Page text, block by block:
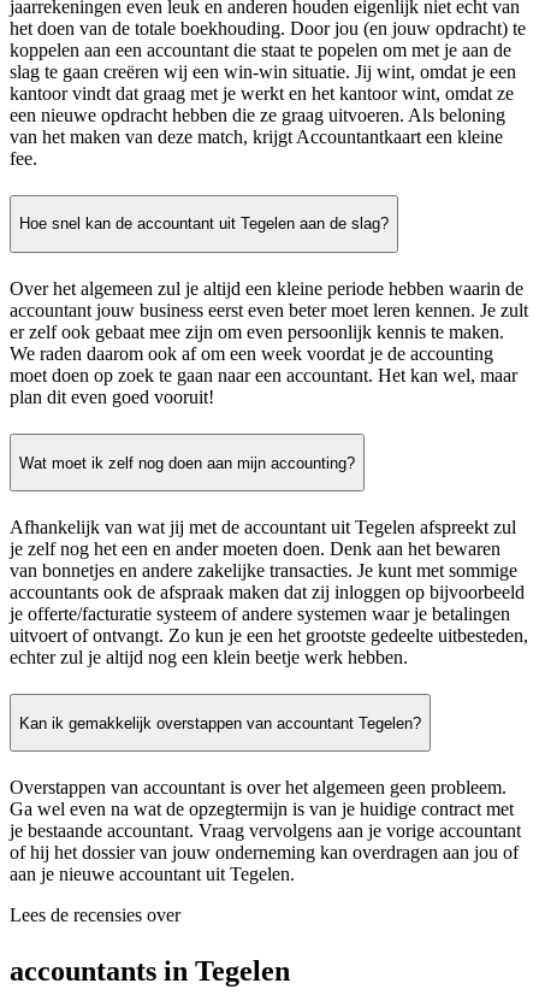
jaarrekeningen even leuk en anderen houden eigenlijk niet echt van
het doen van de totale boekhouding. Door jou (en jouw opdracht) te
koppelen aan een accountant die staat te popelen om met je aan de
slag te gaan creëren wij een win-win situatie. Jij wint, omdat je een
kantoor vindt dat graag met je werkt en het kantoor wint, omdat ze
een nieuwe opdracht hebben die ze graag uitvoeren. Als beloning
van het maken van deze match, krijgt Accountantkaart een kleine
fee.
Hoe snel kan de accountant uit Tegelen aan de slag?
Over het algemeen zul je altijd een kleine periode hebben waarin de
accountant jouw business eerst even beter moet leren kennen. Je zult
er zelf ook gebaat mee zijn om even persoonlijk kennis te maken.
We raden daarom ook af om een week voordat je de accounting
moet doen op zoek te gaan naar een accountant. Het kan wel, maar
plan dit even goed vooruit!
Wat moet ik zelf nog doen aan mijn accounting?
Afhankelijk van wat jij met de accountant uit Tegelen afspreekt zul
je zelf nog het een en ander moeten doen. Denk aan het bewaren
van bonnetjes en andere zakelijke transacties. Je kunt met sommige
accountants ook de afspraak maken dat zij inloggen op bijvoorbeeld
je offerte/facturatie systeem of andere systemen waar je betalingen
uitvoert of ontvangt. Zo kun je een het grootste gedeelte uitbesteden,
echter zul je altijd nog een klein beetje werk hebben.
Kan ik gemakkelijk overstappen van accountant Tegelen?
Overstappen van accountant is over het algemeen geen probleem.
Ga wel even na wat de opzegtermijn is van je huidige contract met
je bestaande accountant. Vraag vervolgens aan je vorige accountant
of hij het dossier van jouw onderneming kan overdragen aan jou of
aan je nieuwe accountant uit Tegelen.
Lees de recensies over
accountants in Tegelen